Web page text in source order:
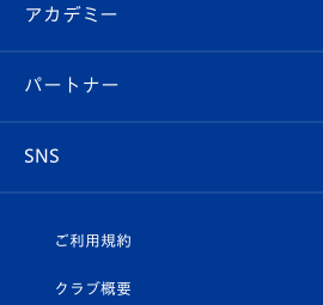
イベント
メディア
ホームタウン
スタッフプロフィール
マスコット紹介
ヴィヴィくんの長崎おもてなしガイド
スタジアムグルメ
V-LOVERS（ファンクラブ）
プレイヤーズスイート
オンラインショップ
店舗情報
アカデミー
育成からのお知らせ
U-18
パートナー
SNS
ヴィヴィくんインスタグラム
ご利用規約
クラブ概要